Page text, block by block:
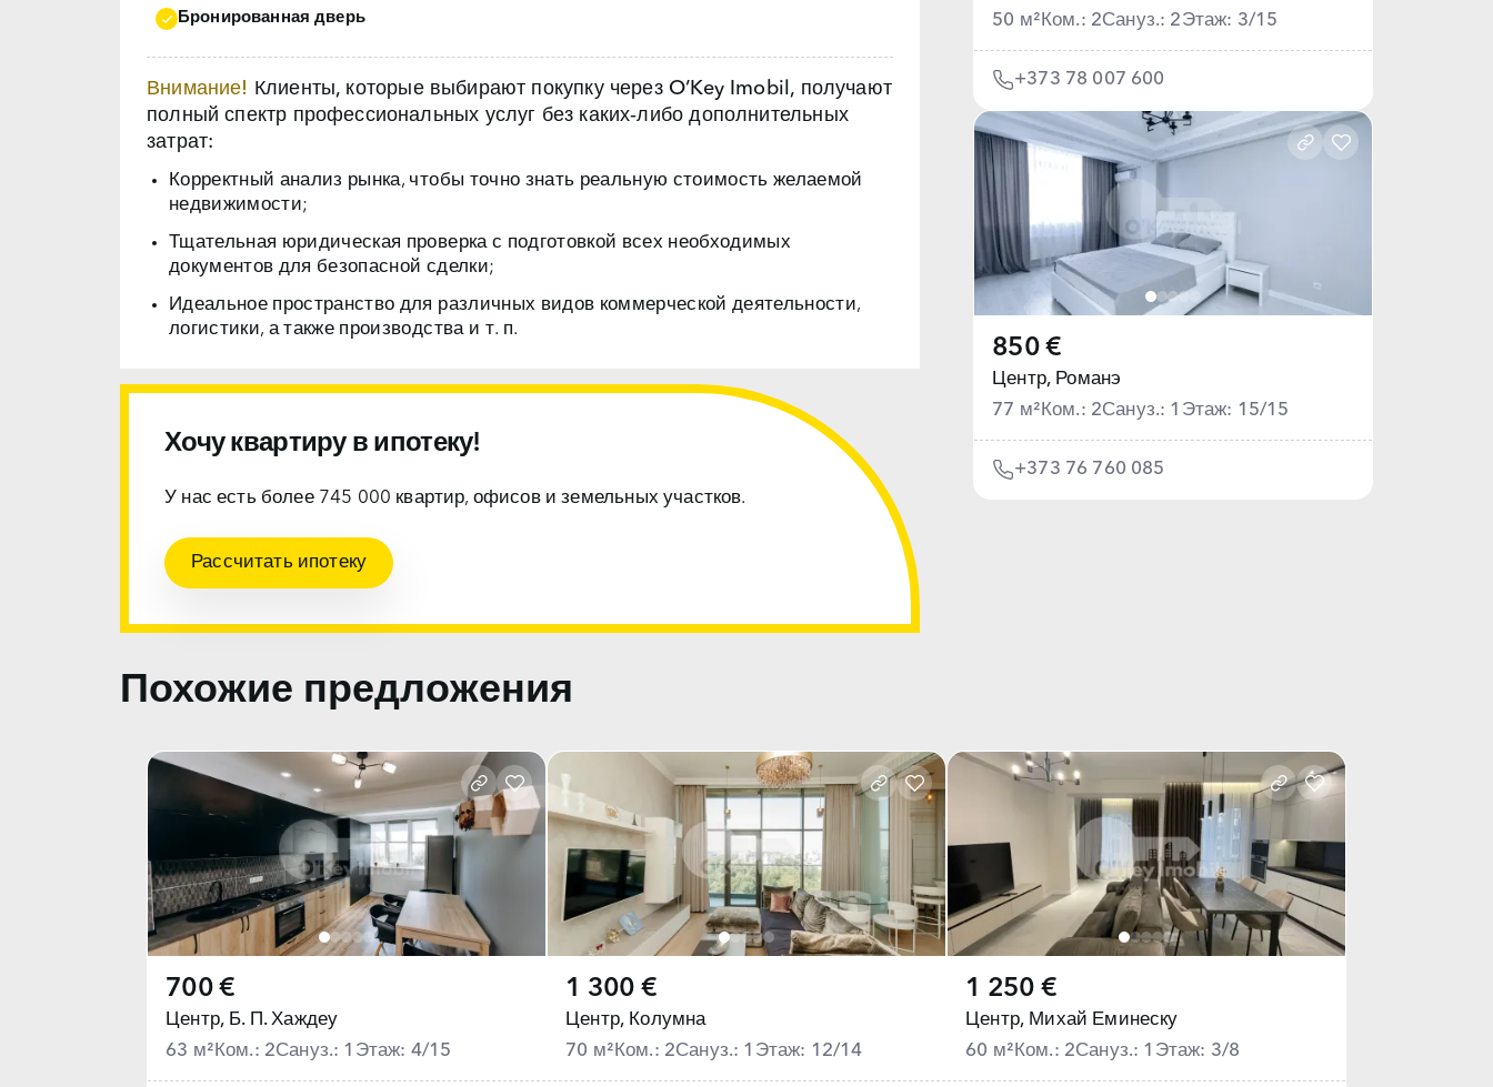
Бронированная дверь
Внимание!
Клиенты, которые выбирают покупку через O’Key Imobil, получают
полный спектр профессиональных услуг без каких‑либо дополнительных
затрат:
Корректный анализ рынка, чтобы точно знать реальную стоимость желаемой
недвижимости;
Тщательная юридическая проверка с подготовкой всех необходимых
документов для безопасной сделки;
Идеальное пространство для различных видов коммерческой деятельности,
логистики, а также производства и т. п.
Хочу квартиру в ипотеку!
У нас есть более 745 000 квартир, офисов и земельных участков.
Рассчитать ипотеку
50 м² Ком.: 2Сануз.: 2Этаж: 3/15
+373 78 007 600
850 €
Центр, Романэ
77 м² Ком.: 2Сануз.: 1 Этаж: 15/15
+373 76 760 085
Похожие предложения
700 €
Центр, Б. П. Хаждеу
63 м² Ком.: 2Сануз.: 1 Этаж: 4/15
1 300 €
Центр, Колумна
70 м² Ком.: 2Сануз.: 1 Этаж: 12/14
1 250 €
Центр, Михай Еминеску
60 м² Ком.: 2Сануз.: 1 Этаж: 3/8